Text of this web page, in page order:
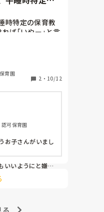
時特定の保育教
ば｢いやー｣と言
た！などは全く
が嫌いだそう
嫌がるそうで
とで安心して眠
眠る』などと書
私がいないと寝れ
うに考えていか
は、困る部分も
日は休みの日で
（怖くて笑）反
、時間はかかり
育園
2 ・ 10/12
可保育園
お子さんがいまし
いいようにと嫌が
寝かせていまし
が悪いので休憩も
るとスムーズに
る